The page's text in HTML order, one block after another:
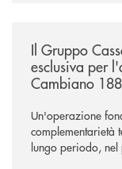
Il Gruppo
esclusiva per
Cambiano
Un'operazione
complementarietà
lungo periodo,